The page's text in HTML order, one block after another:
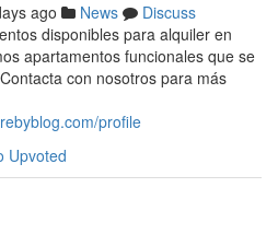
ago News
Discuss
disponibles para alquiler en
apartamentos funcionales que se
con nosotros para más
profile
Upvoted